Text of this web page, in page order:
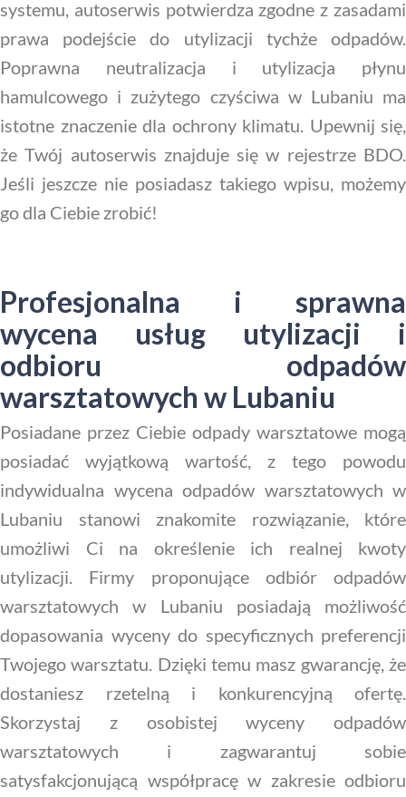
systemu, autoserwis potwierdza zgodne z zasadami
prawa podejście do utylizacji tychże odpadów.
Poprawna neutralizacja i utylizacja płynu
hamulcowego i zużytego czyściwa w Lubaniu ma
istotne znaczenie dla ochrony klimatu. Upewnij się,
że Twój autoserwis znajduje się w rejestrze BDO.
Jeśli jeszcze nie posiadasz takiego wpisu, możemy
go dla Ciebie zrobić!
Profesjonalna i sprawna
wycena usług utylizacji i
odbioru odpadów
warsztatowych w Lubaniu
Posiadane przez Ciebie odpady warsztatowe mogą
posiadać wyjątkową wartość, z tego powodu
indywidualna wycena odpadów warsztatowych w
Lubaniu stanowi znakomite rozwiązanie, które
umożliwi Ci na określenie ich realnej kwoty
utylizacji. Firmy proponujące odbiór odpadów
warsztatowych w Lubaniu posiadają możliwość
dopasowania wyceny do specyficznych preferencji
Twojego warsztatu. Dzięki temu masz gwarancję, że
dostaniesz rzetelną i konkurencyjną ofertę.
Skorzystaj z osobistej wyceny odpadów
warsztatowych i zagwarantuj sobie
satysfakcjonującą współpracę w zakresie odbioru